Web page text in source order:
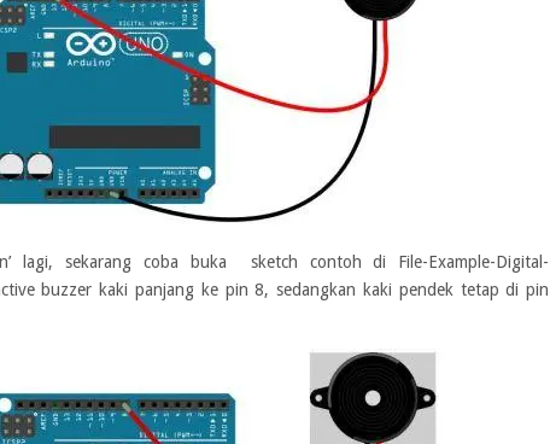
lagi, sekarang coba buka sketch contoh di File-Example-Digital-
buzzer kaki panjang ke pin 8, sedangkan kaki pendek tetap di pin